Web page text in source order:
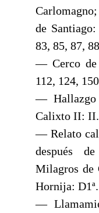
de
83, 85, 87,
— Cerco de
112, 124,
— Hallazgo
Calixto II: II.
— Relato
después
Milagros de
Hornija:
—